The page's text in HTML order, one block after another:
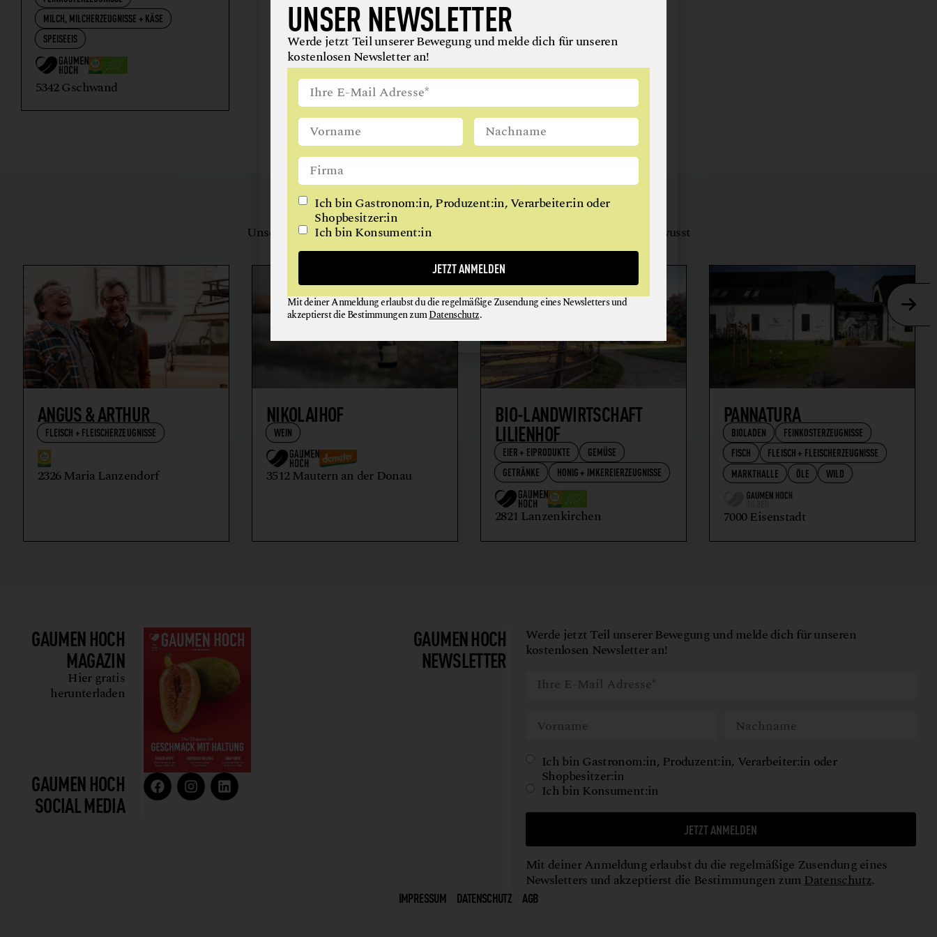
KRÄUTER
MILCH, MILCHERZEUGNISSE + KÄSE
ÖLE + FETTE
PILZE + PILZERZEUGNISSE
SPEISEEIS
VEGETARISCHE + VEGANE ERZEUGNISSE
WILDFLEISCH + WILDFLEISCHERZEUGNISSE
MILCH, MILCHERZEUGNISSE + KÄSE
SPEISEEIS
5342 Gschwand
NEU BEIGAUMEN HOCH
Unsere Bewegung wächst: Um Menschen, die Lebensmittel verantwortungsbewusst
herstellen oder verarbeiten. Und uns inspirieren, uns gesünder zu ernähren.
ANGUS & ARTHUR
FLEISCH + FLEISCHERZEUGNISSE
2326 Maria Lanzendorf
NIKOLAIHOF
WEIN
3512 Mautern an der Donau
BIO-LANDWIRTSCHAFT
LILIENHOF
EIER + EIPRODUKTE
GEMÜSE
GETRÄNKE
HONIG + IMKEREIERZEUGNISSE
2821 Lanzenkirchen
PANNATURA
BIOLADEN
FEINKOSTERZEUGNISSE
FISCH
FLEISCH + FLEISCHERZEUGNISSE
MARKTHALLE
ÖLE WILD
7000 Eisenstadt
GAUMEN HOCH
MAGAZIN
Hier gratis
herunterladen
GAUMEN HOCH
SOCIAL MEDIA
GAUMEN HOCH
NEWSLETTER
Werde jetzt Teil unserer Bewegung und melde dich für unseren
kostenlosen Newsletter an!
Ich bin Gastronom:in, Produzent:in, Verarbeiter:in oder
Shopbesitzer:in
Ich bin Konsument:in
JETZT ANMELDEN
Mit deiner Anmeldung erlaubst du die regelmäßige Zusendung eines
Newsletters und akzeptierst die Bestimmungen zumDatenschutz.
IMPRESSUM DATENSCHUTZ AGB
UNSER NEWSLETTER
Werde jetzt Teil unserer Bewegung und melde dich für unseren
kostenlosen Newsletter an!
Ich bin Gastronom:in, Produzent:in, Verarbeiter:in oder
Shopbesitzer:in
Ich bin Konsument:in
JETZT ANMELDEN
Mit deiner Anmeldung erlaubst du die regelmäßige Zusendung eines Newsletters und
akzeptierst die Bestimmungen zumDatenschutz.